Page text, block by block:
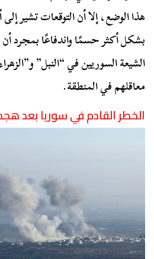
هذا الوضع، إلا أن التوقعات تشير
بشكل أكثر حسمًا واندفاعًا بمجرد
الشيعة السوريين في “النبل”
معاقلهم في المنطقة.
الخطر القادم في سوريا بعد